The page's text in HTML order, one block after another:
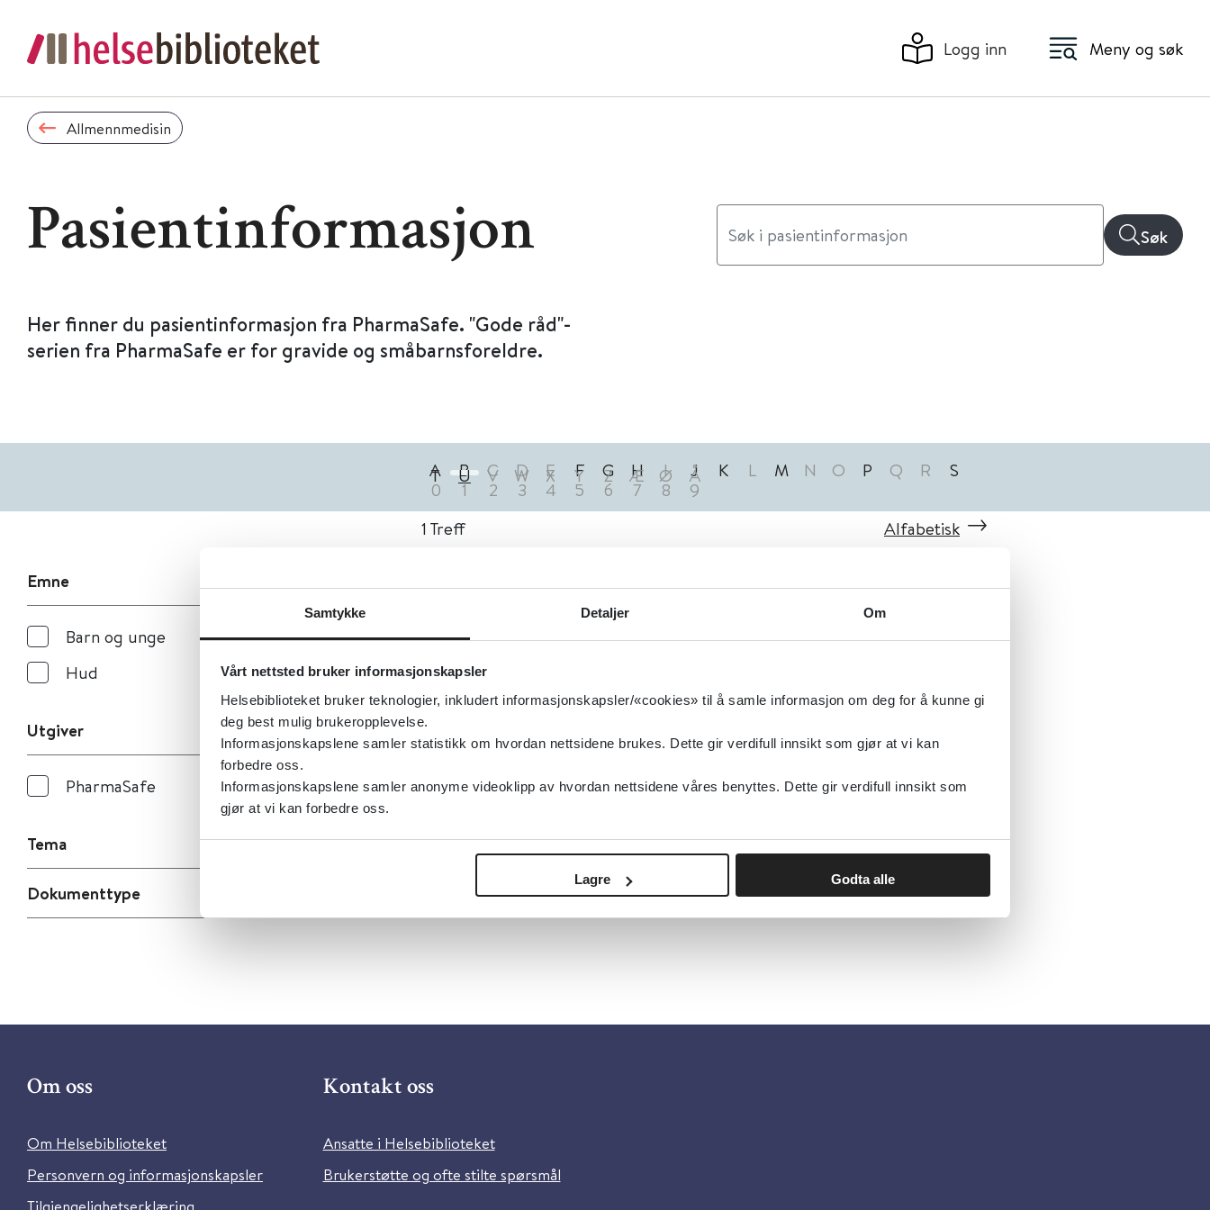
Samtykke Detaljer Om
Vårt nettsted bruker informasjonskapsler
Helsebiblioteket bruker teknologier, inkludert informasjonskapsler/«cookies» til å samle informasjon om deg for å kunne gi
deg best mulig brukeropplevelse.
Informasjonskapslene samler statistikk om hvordan nettsidene brukes. Dette gir verdifull innsikt som gjør at vi kan
forbedre oss.
Informasjonskapslene samler anonyme videoklipp av hvordan nettsidene våres benyttes. Dette gir verdifull innsikt som
gjør at vi kan forbedre oss.
Lagre Godta alle
Logg inn Meny og søk
Allmennmedisin
Pasientinformasjon Søk
Her finner du pasientinformasjon fra PharmaSafe. "Gode råd"-
serien fra PharmaSafe er for gravide og småbarnsforeldre.
A B C D E F G H I J K L M N O P Q R S
T U V W X Y Z Æ Ø Å
0 1 2 3 4 5 6 7 8 9
Emne
Barn og unge
Hud
Utgiver
PharmaSafe
Tema
Dokumenttype
1 Treff Alfabetisk
Om oss
Om Helsebiblioteket
Personvern og informasjonskapsler
Kontakt oss
Ansatte i Helsebiblioteket
Brukerstøtte og ofte stilte spørsmål